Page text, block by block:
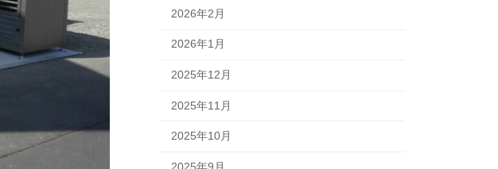
2026年2月
2026年1月
2025年12月
2025年11月
2025年10月
2025年9月